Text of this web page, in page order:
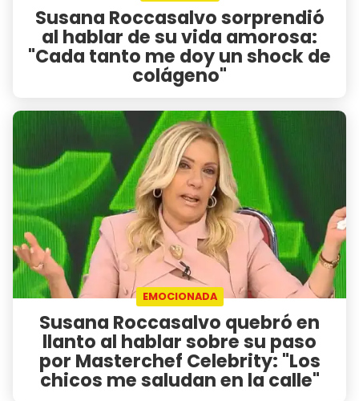
Susana Roccasalvo sorprendió
al hablar de su vida amorosa:
"Cada tanto me doy un shock de
colágeno"
EMOCIONADA
Susana Roccasalvo quebró en
llanto al hablar sobre su paso
por Masterchef Celebrity: "Los
chicos me saludan en la calle"